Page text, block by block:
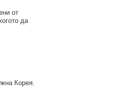
от
да
Корея.